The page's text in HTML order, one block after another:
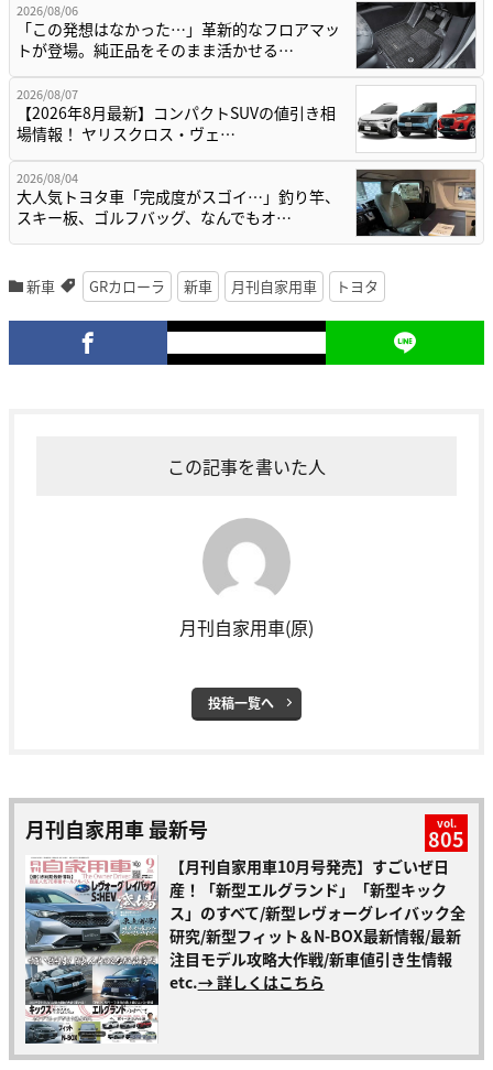
2026/08/06
「この発想はなかった…」革新的なフロアマッ
トが登場。純正品をそのまま活かせる…
2026/08/07
【2026年8月最新】コンパクトSUVの値引き相
場情報！ ヤリスクロス・ヴェ…
2026/08/04
大人気トヨタ車「完成度がスゴイ…」釣り竿、
スキー板、ゴルフバッグ、なんでもオ…
新車 GRカローラ 新車 月刊自家用車 トヨタ
この記事を書いた人
月刊自家用車(原)
投稿一覧へ
月刊自家用車 最新号 vol.
805
【月刊自家用車10月号発売】すごいぜ日
産！「新型エルグランド」「新型キック
ス」のすべて/新型レヴォーグレイバック全
研究/新型フィット＆N-BOX最新情報/最新
注目モデル攻略大作戦/新車値引き生情報
etc.→ 詳しくはこちら